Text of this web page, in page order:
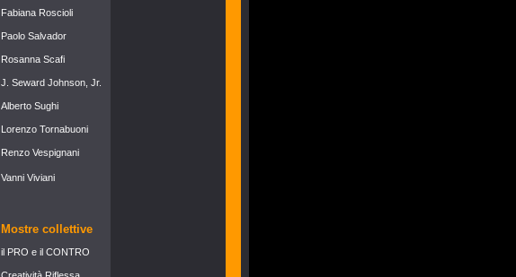
Fabiana Roscioli
Paolo Salvador
Rosanna Scafi
J. Seward Johnson, Jr.
Alberto Sughi
Lorenzo Tornabuoni
Renzo Vespignani
Vanni Viviani
Mostre collettive
il PRO e il CONTRO